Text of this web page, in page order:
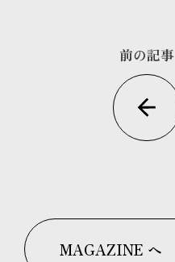
前の記事
MAGAZINE へ